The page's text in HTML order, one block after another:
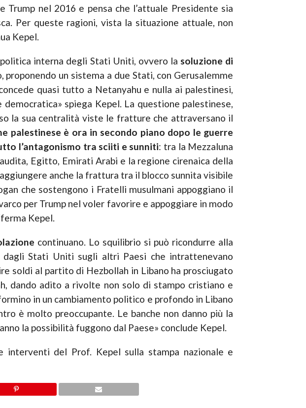
nel 2016 e pensa che l’attuale Presidente sia
Per queste ragioni, vista la situazione attuale, non
Kepel.
interna degli Stati Uniti, ovvero la soluzione di
un sistema a due Stati, con Gerusalemme
quasi tutto a Netanyahu e nulla ai palestinesi,
spiega Kepel. La questione palestinese,
la sua centralità viste le fratture che attraversano il
palestinese è ora in secondo piano dopo le guerre
l’antagonismo tra sciiti e sunniti: tra la Mezzaluna
Egitto, Emirati Arabi e la regione cirenaica della
anche la frattura tra il blocco sunnita visibile
che sostengono i Fratelli musulmani appoggiano il
per Trump nel voler favorire e appoggiare in modo
Kepel.
continuano. Lo squilibrio si può ricondurre alla
dagli Stati Uniti sugli altri Paesi che intrattenevano
soldi al partito di Hezbollah in Libano ha prosciugato
dando adito a rivolte non solo di stampo cristiano e
in un cambiamento politico e profondo in Libano
è molto preoccupante. Le banche non danno più la
la possibilità fuggono dal Paese» conclude Kepel.
del Prof. Kepel sulla stampa nazionale e